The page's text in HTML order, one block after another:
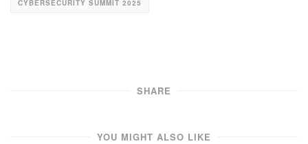
CYBERSECURITY SUMMIT 2025
SHARE
YOU MIGHT ALSO LIKE